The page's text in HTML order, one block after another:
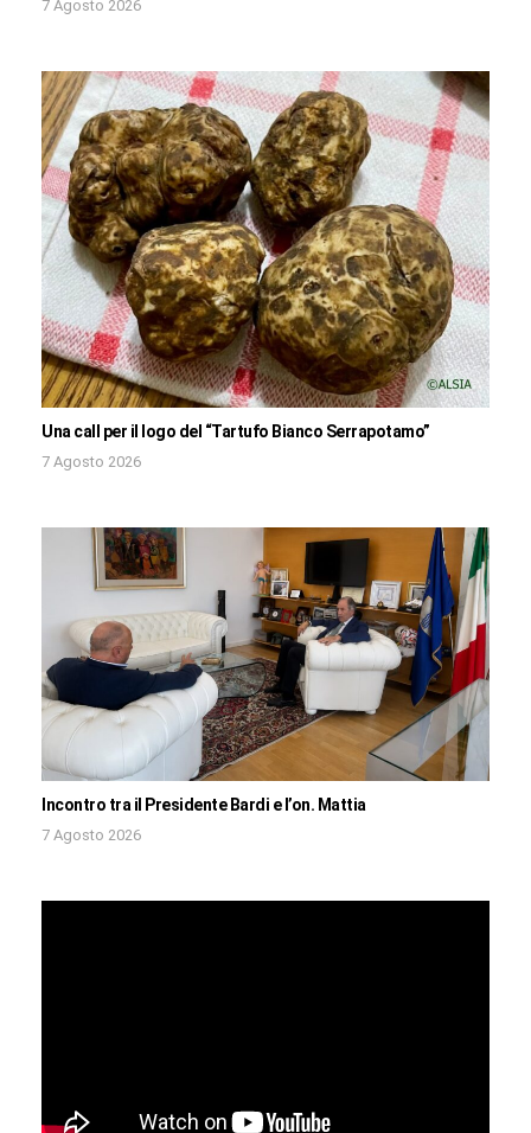
7 Agosto 2026
Una call per il logo del “Tartufo Bianco Serrapotamo”
7 Agosto 2026
Incontro tra il Presidente Bardi e l’on. Mattia
7 Agosto 2026